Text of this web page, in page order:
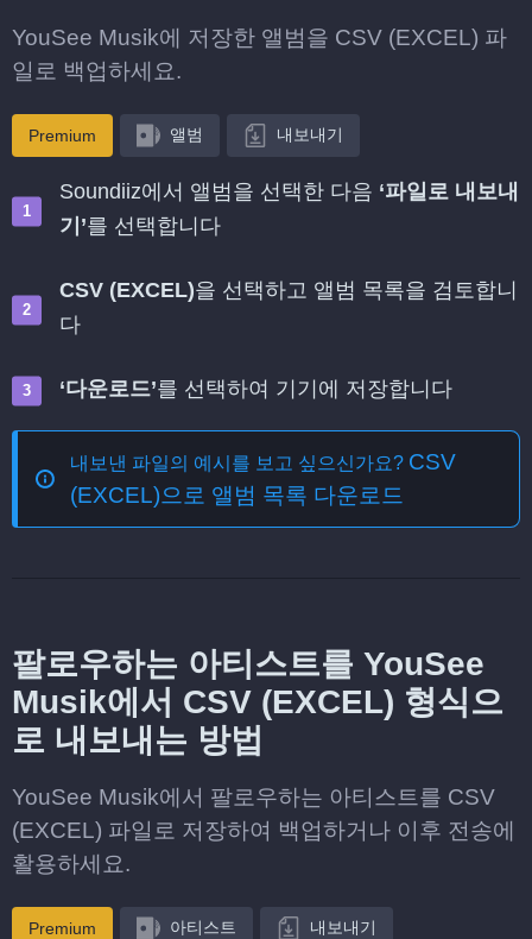
YouSee Musik에 저장한 앨범을 CSV (EXCEL) 파
일로 백업하세요.
Premium 앨범 내보내기
Soundiiz에서 앨범을 선택한 다음 ‘파일로 내보내
기’를 선택합니다
CSV (EXCEL)을 선택하고 앨범 목록을 검토합니
다
‘다운로드’를 선택하여 기기에 저장합니다
내보낸 파일의 예시를 보고 싶으신가요? CSV
(EXCEL)으로 앨범 목록 다운로드
팔로우하는 아티스트를 YouSee
Musik에서 CSV (EXCEL) 형식으
로 내보내는 방법
YouSee Musik에서 팔로우하는 아티스트를 CSV
(EXCEL) 파일로 저장하여 백업하거나 이후 전송에
활용하세요.
Premium 아티스트 내보내기